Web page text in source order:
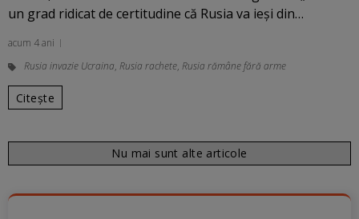
un grad ridicat de certitudine că Rusia va ieşi din…
acum 4 ani
Rusia invazie Ucraina, Rusia rachete, Rusia rămâne fără arme
Citește
Nu mai sunt alte articole